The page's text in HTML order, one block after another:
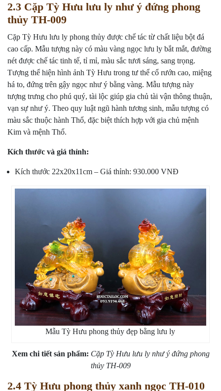
2.3 Cặp Tỳ Hưu lưu ly như ý đứng phong
thủy TH-009
Cặp Tỳ Hưu lưu ly phong thủy được chế tác từ chất liệu bột đá
cao cấp. Mẫu tượng này có màu vàng ngọc lưu ly bắt mắt, đường
nét được chế tác tinh tế, tỉ mỉ, màu sắc tươi sáng, sang trọng.
Tượng thể hiện hình ảnh Tỳ Hưu trong tư thể cổ rướn cao, miệng
há to, đứng trên gậy ngọc như ý bằng vàng. Mẫu tượng này
tượng trưng cho phú quý, tài lộc giúp gia chủ tài vận thông thuận,
vạn sự như ý. Theo quy luật ngũ hành tương sinh, mẫu tượng có
màu sắc thuộc hành Thổ, đặc biệt thích hợp với gia chủ mệnh
Kim và mệnh Thổ.
Kích thước và giá thỉnh:
Kích thước 22x20x11cm – Giá thỉnh: 930.000 VNĐ
Mẫu Tỳ Hưu phong thủy đẹp bằng lưu ly
Xem chi tiết sản phẩm: Cặp Tỳ Hưu lưu ly như ý đứng phong
thủy TH-009
2.4 Tỳ Hưu phong thủy xanh ngọc TH-010